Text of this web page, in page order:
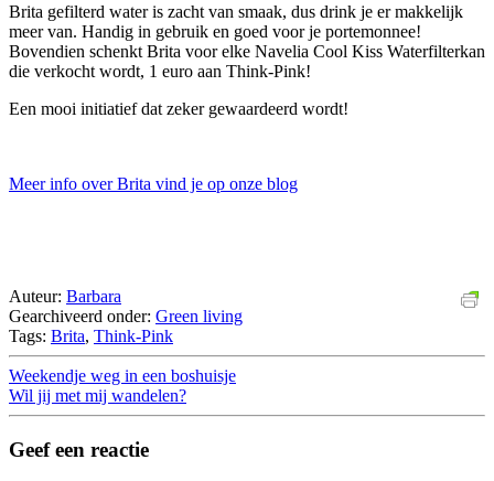
Brita gefilterd water is zacht van smaak, dus drink je er makkelijk
meer van. Handig in gebruik en goed voor je portemonnee!
Bovendien schenkt Brita voor elke Navelia Cool Kiss Waterfilterkan
die verkocht wordt, 1 euro aan Think-Pink!
Een mooi initiatief dat zeker gewaardeerd wordt!
Meer info over Brita vind je op onze blog
Auteur: Barbara
Gearchiveerd onder: Green living
Tags: Brita, Think-Pink
Weekendje weg in een boshuisje
Wil jij met mij wandelen?
Geef een reactie